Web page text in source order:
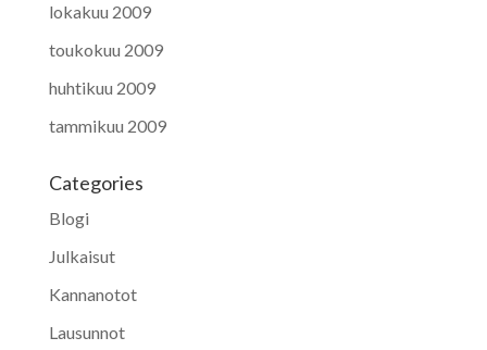
lokakuu 2009
toukokuu 2009
huhtikuu 2009
tammikuu 2009
Categories
Blogi
Julkaisut
Kannanotot
Lausunnot